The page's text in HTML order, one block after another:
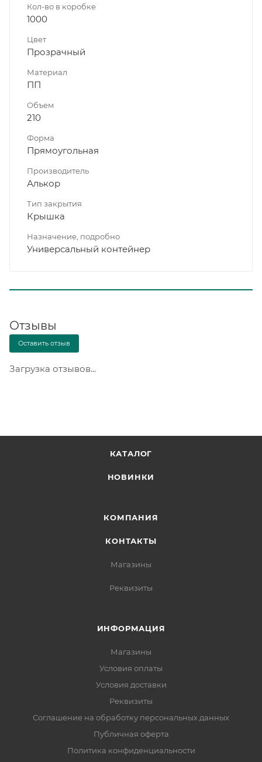
Кол-во в коробке
1000
Цвет
Прозрачный
Материал
ПП
Объем
210
Форма
Прямоугольная
Производитель
Алькор
Тип закрытия
Крышка
Назначение, подробно
Универсальный контейнер
Отзывы
Оставить отзыв
Загрузка отзывов...
КАТАЛОГ
НОВИНКИ
КОМПАНИЯ
КОНТАКТЫ
Магазины
Реквизиты
ИНФОРМАЦИЯ
Магазины
Условия оплаты
Условия доставки
Реквизиты
Соглашение на обработку персональных данных
Публичная оферта
Политика конфиденциальности